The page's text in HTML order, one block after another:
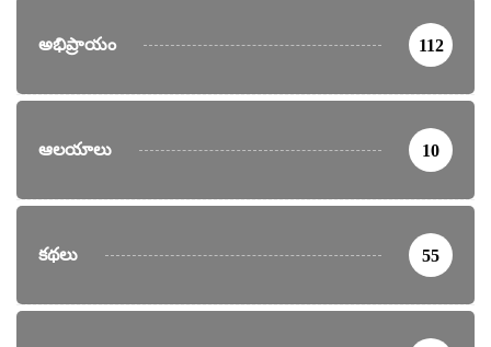
అభిప్రాయం 112
ఆలయాలు 10
కథలు 55